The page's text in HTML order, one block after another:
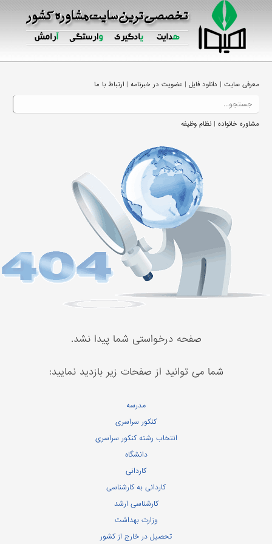
معرفی سایت| دانلود فایل| عضویت در خبرنامه| ارتباط با ما
مشاوره خانواده| نظام وظیفه
صفحه درخواستی شما پیدا نشد.
شما می توانید از صفحات زیر بازدید نمایید:
مدرسه
کنکور سراسری
انتخاب رشته کنکور سراسری
دانشگاه
کاردانی
کاردانی به کارشناسی
کارشناسی ارشد
وزارت بهداشت
تحصیل در خارج از کشور